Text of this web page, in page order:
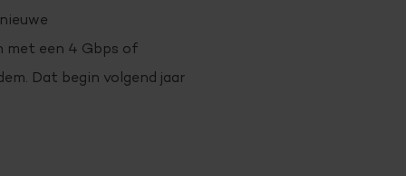
met een 4 Gbps of
Dat begin volgend jaar